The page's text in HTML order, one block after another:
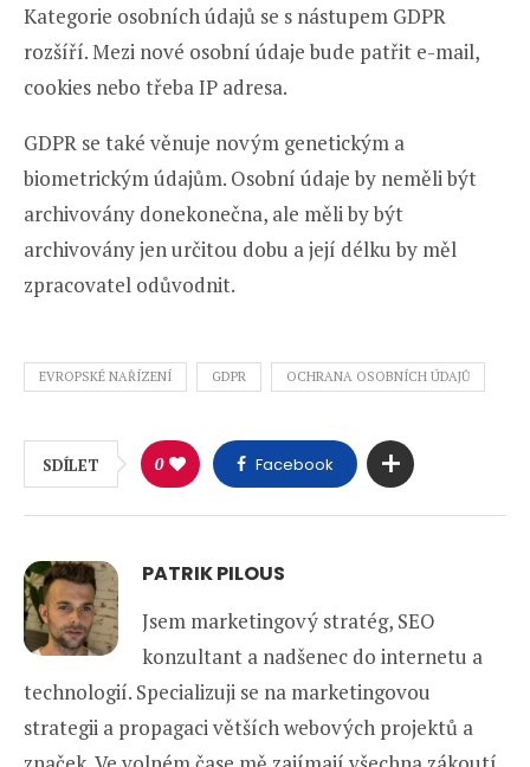
Kategorie osobních údajů se s nástupem GDPR
rozšíří. Mezi nové osobní údaje bude patřit e-mail,
cookies nebo třeba IP adresa.
GDPR se také věnuje novým genetickým a
biometrickým údajům. Osobní údaje by neměli být
archivovány donekonečna, ale měli by být
archivovány jen určitou dobu a její délku by měl
zpracovatel odůvodnit.
EVROPSKÉ NAŘÍZENÍ GDPR OCHRANA OSOBNÍCH ÚDAJŮ
SDÍLET 0 Facebook
PATRIK PILOUS
Jsem marketingový stratég, SEO
konzultant a nadšenec do internetu a
technologií. Specializuji se na marketingovou
strategii a propagaci větších webových projektů a